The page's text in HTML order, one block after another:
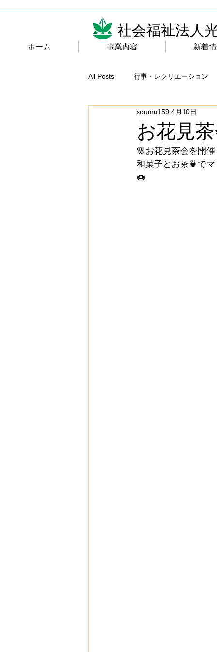
社会福祉法人
ホーム 事業内容 新着
All Posts 行事・レクリエーション
お花見
soumu159 4月10日
🌸お花見茶会を開
和菓子とお茶🍵で
🍩